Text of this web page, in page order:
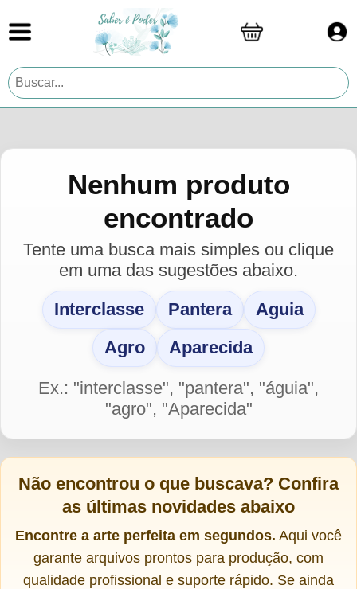
Nenhum produto
encontrado
Tente uma busca mais simples ou clique
em uma das sugestões abaixo.
Interclasse
Pantera
Aguia
Agro
Aparecida
Ex.: "interclasse", "pantera", "águia",
"agro", "Aparecida"
Não encontrou o que buscava? Confira
as últimas novidades abaixo
Encontre a arte perfeita em segundos. Aqui você
garante arquivos prontos para produção, com
qualidade profissional e suporte rápido. Se ainda